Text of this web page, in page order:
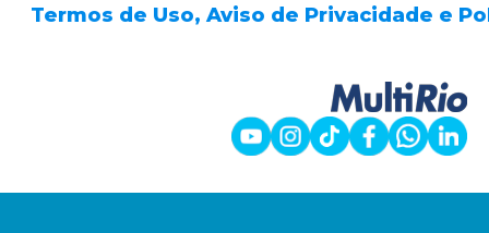
Termos de Uso, Aviso de Privacidade e